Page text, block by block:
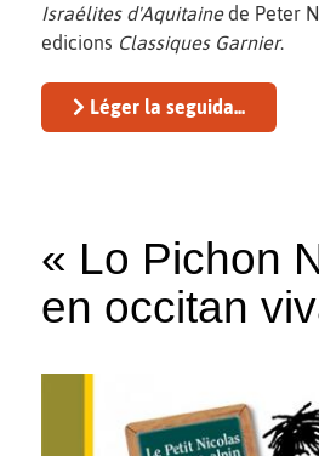
Israélites d'Aquitainede Peter
edicions Classiques Garnier.
Léger la seguida...
« Lo Pichon
en occitan